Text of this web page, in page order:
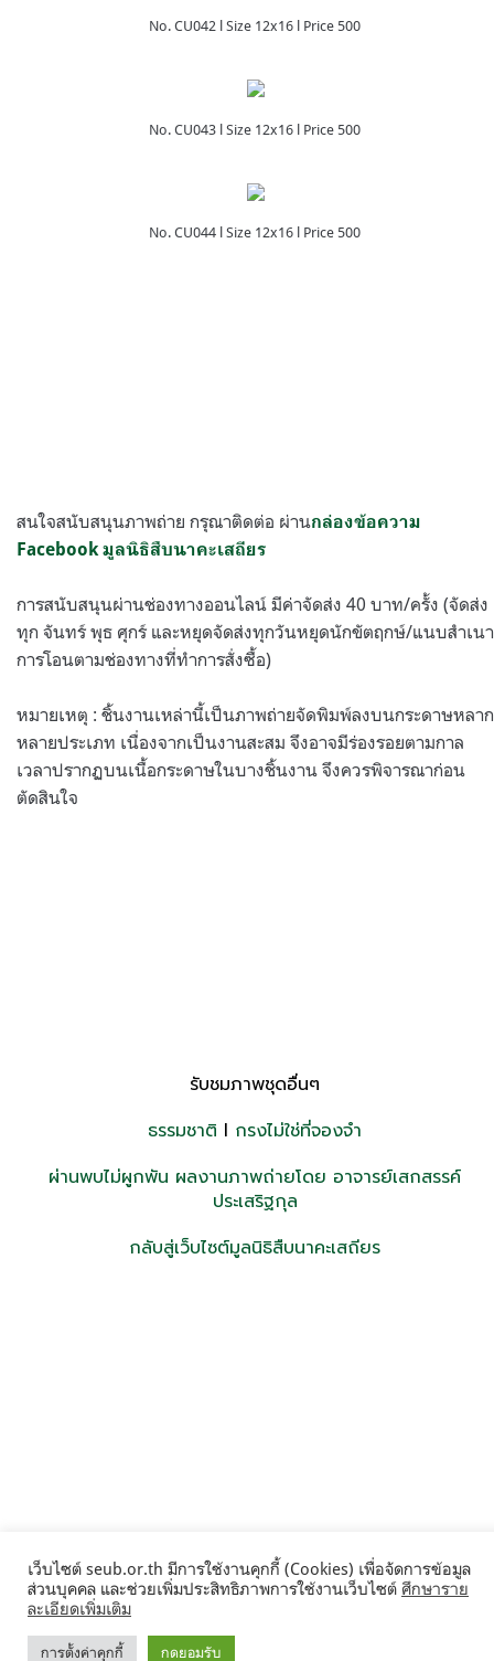
No. CU042 l Size 12x16 l Price 500
No. CU043 l Size 12x16 l Price 500
No. CU044 l Size 12x16 l Price 500
สนใจสนับสนุนภาพถ่าย กรุณาติดต่อ ผ่านกล่องข้อความ
Facebook มูลนิธิสืบนาคะเสถียร
การสนับสนุนผ่านช่องทางออนไลน์ มีค่าจัดส่ง 40 บาท/ครั้ง (จัดส่ง
ทุก จันทร์ พุธ ศุกร์ และหยุดจัดส่งทุกวันหยุดนักขัตฤกษ์/แนบสำเนา
การโอนตามช่องทางที่ทำการสั่งซื้อ)
หมายเหตุ : ชิ้นงานเหล่านี้เป็นภาพถ่ายจัดพิมพ์ลงบนกระดาษหลาก
หลายประเภท เนื่องจากเป็นงานสะสม จึงอาจมีร่องรอยตามกาล
เวลาปรากฏบนเนื้อกระดาษในบางชิ้นงาน จึงควรพิจารณาก่อน
ตัดสินใจ
รับชมภาพชุดอื่นๆ
ธรรมชาติ l กรงไม่ใช่ที่จองจำ
ผ่านพบไม่ผูกพัน ผลงานภาพถ่ายโดย อาจารย์เสกสรรค์
ประเสริฐกุล
กลับสู่เว็บไซต์มูลนิธิสืบนาคะเสถียร
เว็บไซต์ seub.or.th มีการใช้งานคุกกี้ (Cookies) เพื่อจัดการข้อมูล
ส่วนบุคคล และช่วยเพิ่มประสิทธิภาพการใช้งานเว็บไซต์ ศึกษาราย
ละเอียดเพิ่มเติม
การตั้งค่าคุกกี้ กดยอมรับ